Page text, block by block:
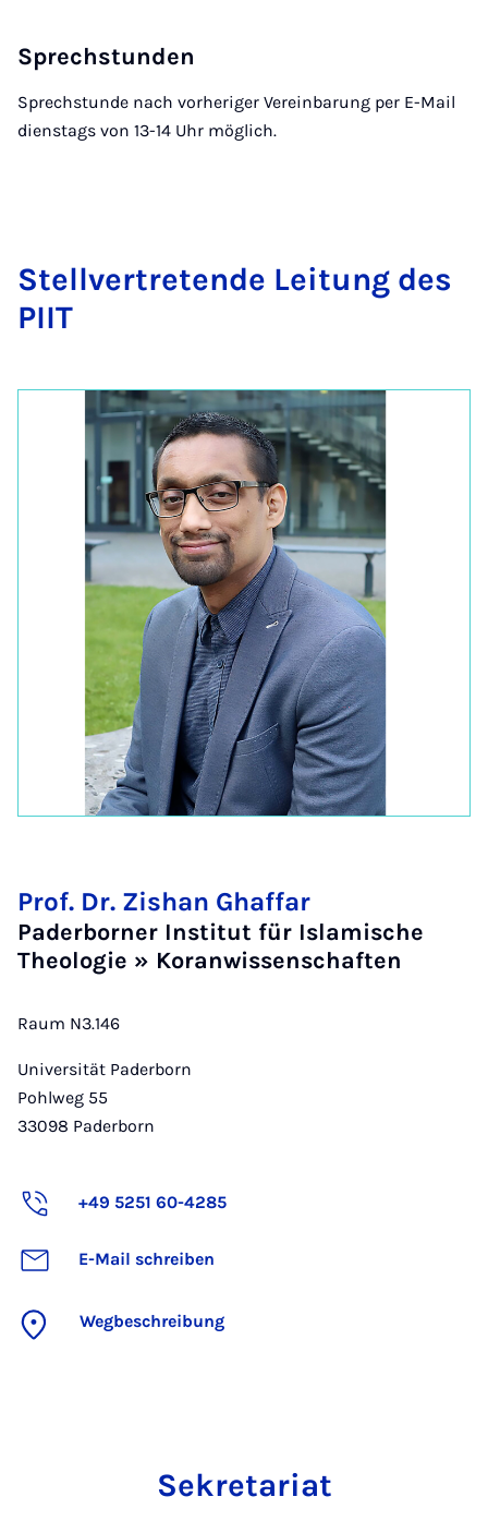
Sprechstunden
Sprechstunde nach vorheriger Vereinbarung per E-Mail
dienstags von 13-14 Uhr möglich.
Stell­ver­tre­ten­de Lei­tung des
PI­IT
Prof. Dr. Zishan Ghaffar
Paderborner Institut für Islamische
Theologie » Koranwissenschaften
Raum N3.146
Universität Paderborn
Pohlweg 55
33098 Paderborn
+49 5251 60-4285
E-Mail schreiben
Wegbeschreibung
Sekretariat